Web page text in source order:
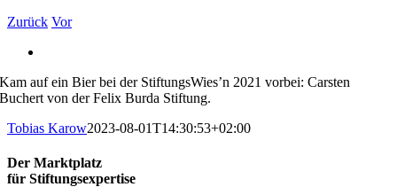
Zurück Vor
Bild
Kam auf ein Bier bei der StiftungsWies’n 2021 vorbei: Carsten
Buchert von der Felix Burda Stiftung.
Tobias Karow2023-08-01T14:30:53+02:00
Der Marktplatz
für Stiftungsexpertise